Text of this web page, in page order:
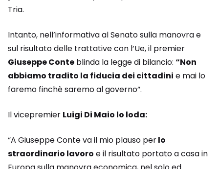
Tria.
Intanto, nell’informativa al Senato sulla manovra e
sul risultato delle trattative con l’Ue, il premier
Giuseppe Conte blinda la legge di bilancio: “Non
abbiamo tradito la fiducia dei cittadini e mai lo
faremo finchè saremo al governo”.
Il vicepremier Luigi Di Maio lo loda:
“A Giuseppe Conte va il mio plauso perlo
straordinario lavoro e il risultato portato a casa in